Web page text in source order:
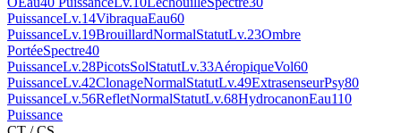
PuissanceLv.14VibraquaEau60
PuissanceLv.19BrouillardNormalStatutLv.23Ombre
PortéeSpectre40
PuissanceLv.28PicotsSolStatutLv.33AéropiqueVol60
PuissanceLv.42ClonageNormalStatutLv.49ExtrasenseurPsy80
PuissanceLv.56RefletNormalStatutLv.68HydrocanonEau110
Puissance